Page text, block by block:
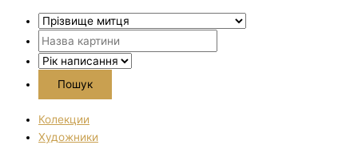
Колекции
Художники